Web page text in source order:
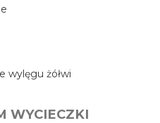
wylęgu żółwi
WYCIECZKI